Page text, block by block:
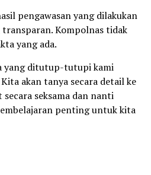
pengawasan yang dilakukan
transparan. Kompolnas tidak
yang ada.
yang ditutup-tutupi kami
akan tanya secara detail ke
seksama dan nanti
penting untuk kita